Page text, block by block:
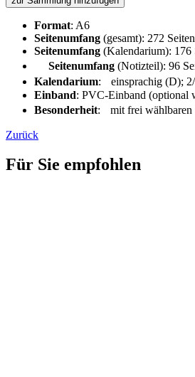
Format: A6
Seitenumfang (gesamt): 272 Seiten
Seitenumfang (Kalendarium): 176
Seitenumfang (Notizteil): 96
Kalendarium: einsprachig (D); 2/
Einband: PVC-Einband (optional
Besonderheit: mit frei wählbaren
Zurück
Für Sie empfohlen